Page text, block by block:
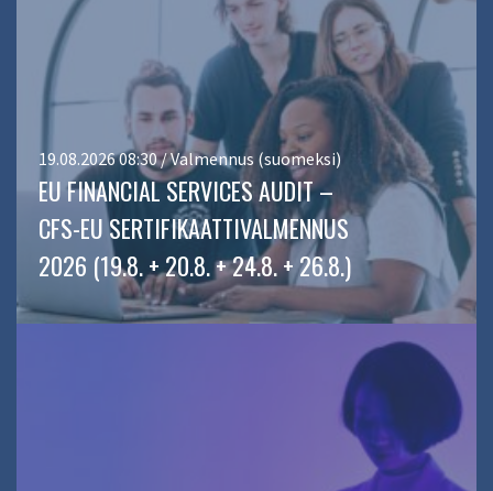
19.08.2026 08:30 / Valmennus (suomeksi)
EU FINANCIAL SERVICES AUDIT –
CFS-EU SERTIFIKAATTIVALMENNUS
2026 (19.8. + 20.8. + 24.8. + 26.8.)